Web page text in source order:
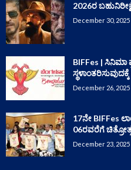
2026ರ
December 30, 2025
BIFFes | ಸಿನಿಮಾ
December 26, 2025
17ನೇ BIFFes
06ರವರೆಗೆ
December 23, 2025